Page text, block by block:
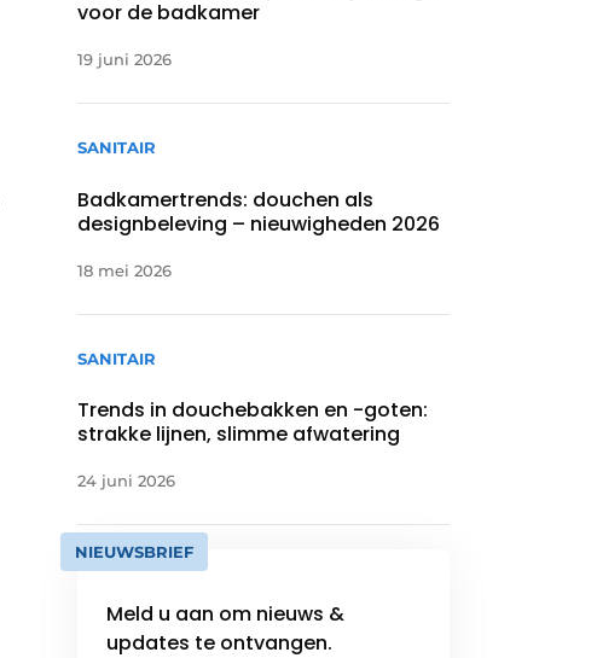
voor de badkamer
19 juni 2026
SANITAIR
Badkamertrends: douchen als
designbeleving – nieuwigheden 2026
18 mei 2026
SANITAIR
Trends in douchebakken en -goten:
strakke lijnen, slimme afwatering
24 juni 2026
NIEUWSBRIEF
Meld u aan om nieuws &
updates te ontvangen.